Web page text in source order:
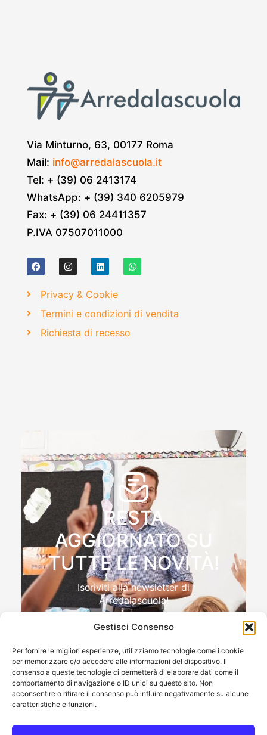
Gestisci Consenso
Per fornire le migliori esperienze, utilizziamo tecnologie come i cookie
per memorizzare e/o accedere alle informazioni del dispositivo. Il
consenso a queste tecnologie ci permetterà di elaborare dati come il
comportamento di navigazione o ID unici su questo sito. Non
acconsentire o ritirare il consenso può influire negativamente su alcune
caratteristiche e funzioni.
Via Minturno, 63, 00177 Roma
Mail: info@arredalascuola.it
Tel: + (39) 06 2413174
WhatsApp: + (39) 340 6205979
Fax: + (39) 06 24411357
P.IVA 07507011000
Privacy & Cookie
Termini e condizioni di vendita
Richiesta di recesso
RESTA
AGGIORNATO SU
TUTTE LE NOVITÀ!
Iscriviti alla newsletter di
Arredalascuola!
Autorizzo il trattamento dei miei dati personali , ai sensi
e per gli effetti del Reg.to UE 2016/679 (GDPR)
ISCRIVIMI